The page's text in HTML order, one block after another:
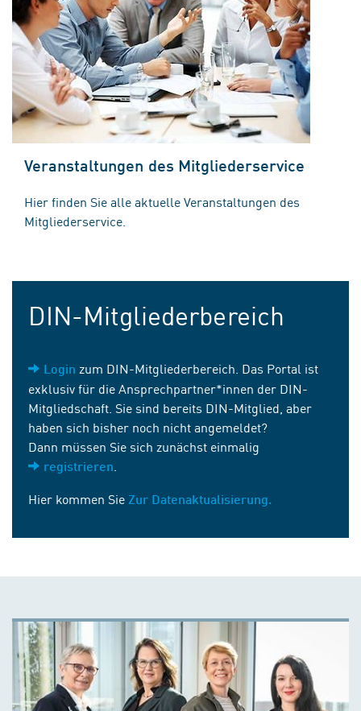
Veranstaltungen des Mitgliederservice
Hier finden Sie alle aktuelle Veranstaltungen des
Mitgliederservice.
DIN-Mitgliederbereich
Login zum DIN-Mitgliederbereich. Das Portal ist
exklusiv für die Ansprechpartner*innen der DIN-
Mitgliedschaft. Sie sind bereits DIN-Mitglied, aber
haben sich bisher noch nicht angemeldet?
Dann müssen Sie sich zunächst einmalig
registrieren
Hier kommen Sie Zur Datenaktualisierung.